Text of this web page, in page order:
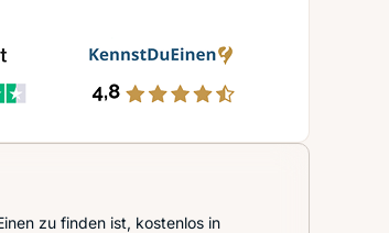
zu finden ist, kostenlos in